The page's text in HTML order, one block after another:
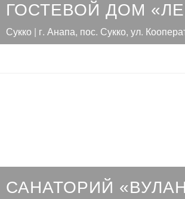
ГОСТЕВОЙ ДОМ
Сукко | г. Анапа, пос. Сукко, ул.
САНАТОРИЙ